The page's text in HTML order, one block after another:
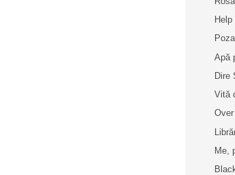
Apă
Dire
Vită
Me,